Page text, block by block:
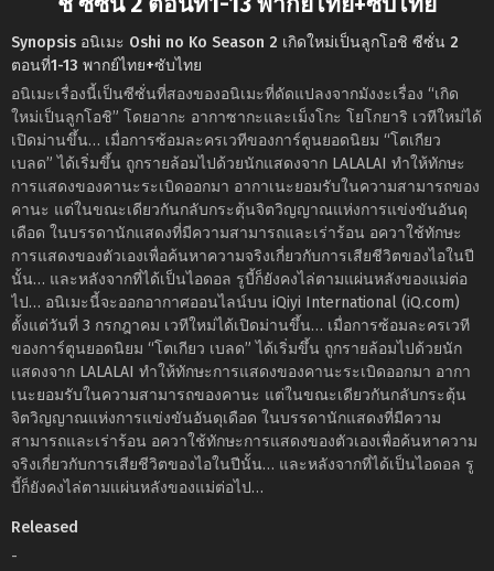
Synopsis อนิเมะ Oshi no Ko Season 2 เกิดใหม่เป็นลูกโอชิ ซีซั่น 2
ตอนที่1-13 พากย์ไทย+ซับไทย
อนิเมะเรื่องนี้เป็นซีซั่นที่สองของอนิเมะที่ดัดแปลงจากมังงะเรื่อง “เกิด
ใหม่เป็นลูกโอชิ” โดยอากะ อากาซากะและเม็งโกะ โยโกยาริ เวทีใหม่ได้
เปิดม่านขึ้น… เมื่อการซ้อมละครเวทีของการ์ตูนยอดนิยม “โตเกียว
เบลด” ได้เริ่มขึ้น ถูกรายล้อมไปด้วยนักแสดงจาก LALALAI ทำให้ทักษะ
การแสดงของคานะระเบิดออกมา อากาเนะยอมรับในความสามารถของ
คานะ แต่ในขณะเดียวกันกลับกระตุ้นจิตวิญญาณแห่งการแข่งขันอันดุ
เดือด ในบรรดานักแสดงที่มีความสามารถและเร่าร้อน อควาใช้ทักษะ
การแสดงของตัวเองเพื่อค้นหาความจริงเกี่ยวกับการเสียชีวิตของไอในปี
นั้น… และหลังจากที่ได้เป็นไอดอล รูบี้ก็ยังคงไล่ตามแผ่นหลังของแม่ต่อ
ไป… อนิเมะนี้จะออกอากาศออนไลน์บน iQiyi International (iQ.com)
ตั้งแต่วันที่ 3 กรกฎาคม เวทีใหม่ได้เปิดม่านขึ้น… เมื่อการซ้อมละครเวที
ของการ์ตูนยอดนิยม “โตเกียว เบลด” ได้เริ่มขึ้น ถูกรายล้อมไปด้วยนัก
แสดงจาก LALALAI ทำให้ทักษะการแสดงของคานะระเบิดออกมา อากา
เนะยอมรับในความสามารถของคานะ แต่ในขณะเดียวกันกลับกระตุ้น
จิตวิญญาณแห่งการแข่งขันอันดุเดือด ในบรรดานักแสดงที่มีความ
สามารถและเร่าร้อน อควาใช้ทักษะการแสดงของตัวเองเพื่อค้นหาความ
จริงเกี่ยวกับการเสียชีวิตของไอในปีนั้น… และหลังจากที่ได้เป็นไอดอล รู
บี้ก็ยังคงไล่ตามแผ่นหลังของแม่ต่อไป…
Released
-